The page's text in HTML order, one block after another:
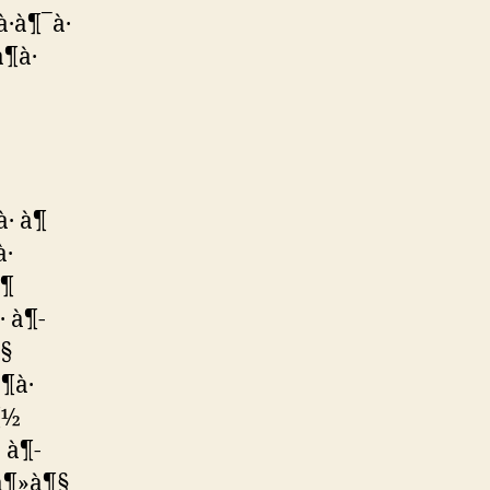
à¶
à¶­
à¶­
à¶»à¶§